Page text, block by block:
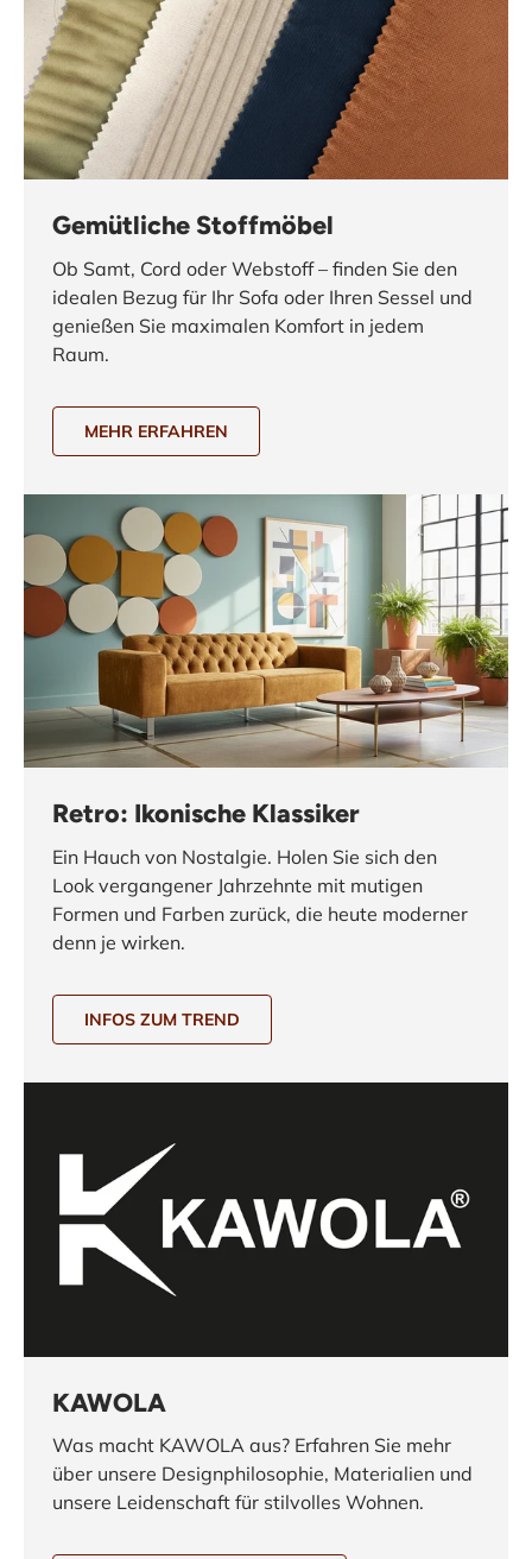
Gemütliche Stoffmöbel
Ob Samt, Cord oder Webstoff – finden Sie den
idealen Bezug für Ihr Sofa oder Ihren Sessel und
genießen Sie maximalen Komfort in jedem
Raum.
MEHR ERFAHREN
Retro: Ikonische Klassiker
Ein Hauch von Nostalgie. Holen Sie sich den
Look vergangener Jahrzehnte mit mutigen
Formen und Farben zurück, die heute moderner
denn je wirken.
INFOS ZUM TREND
KAWOLA
Was macht KAWOLA aus? Erfahren Sie mehr
über unsere Designphilosophie, Materialien und
unsere Leidenschaft für stilvolles Wohnen.